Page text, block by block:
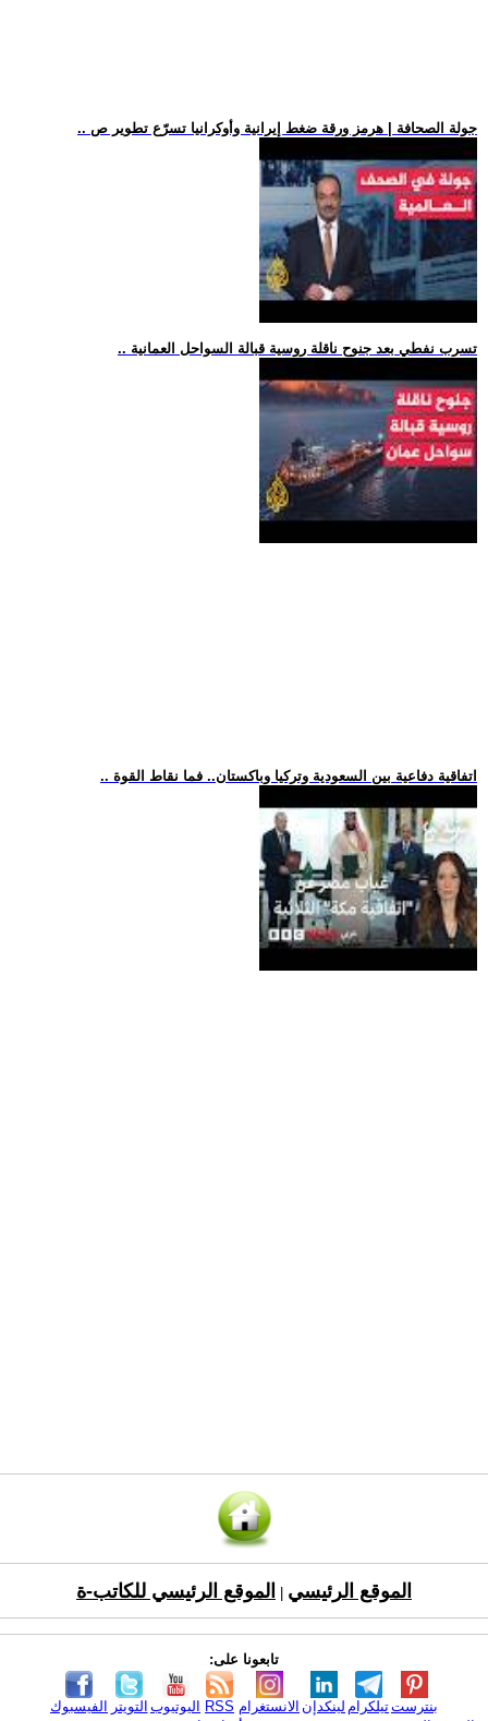
.. جولة الصحافة | هرمز ورقة ضغط إيرانية وأوكرانيا تسرّع تطوير ص
.. تسرب نفطي بعد جنوح ناقلة روسية قبالة السواحل العمانية
.. اتفاقية دفاعية بين السعودية وتركيا وباكستان.. فما نقاط القوة
الموقع الرئيسي الموقع الرئيسي للكاتب-ة
تابعونا على:
الفيسبوك التويتر اليوتيوب RSS الانستغرام لينكدإن تيلكرامبنترست